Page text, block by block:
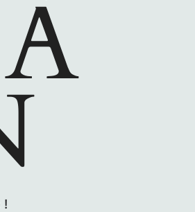
!